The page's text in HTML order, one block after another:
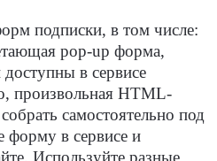
подписки, в том числе:
pop-up форма,
в сервисе
произвольная HTML-
самостоятельно под
форму в сервисе и
Используйте разные